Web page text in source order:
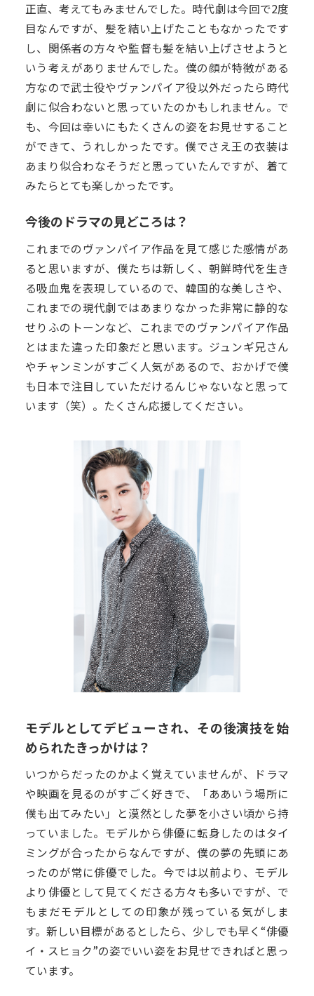
正直、考えてもみませんでした。時代劇は今回で2度
目なんですが、髪を結い上げたこともなかったです
し、関係者の方々や監督も髪を結い上げさせようと
いう考えがありませんでした。僕の顔が特徴がある
方なので武士役やヴァンパイア役以外だったら時代
劇に似合わないと思っていたのかもしれません。で
も、今回は幸いにもたくさんの姿をお見せすること
ができて、うれしかったです。僕でさえ王の衣装は
あまり似合わなそうだと思っていたんですが、着て
みたらとても楽しかったです。
今後のドラマの見どころは？
これまでのヴァンパイア作品を見て感じた感情があ
ると思いますが、僕たちは新しく、朝鮮時代を生き
る吸血鬼を表現しているので、韓国的な美しさや、
これまでの現代劇ではあまりなかった非常に静的な
せりふのトーンなど、これまでのヴァンパイア作品
とはまた違った印象だと思います。ジュンギ兄さん
やチャンミンがすごく人気があるので、おかげで僕
も日本で注目していただけるんじゃないなと思って
います（笑）。たくさん応援してください。
モデルとしてデビューされ、その後演技を始
められたきっかけは？
いつからだったのかよく覚えていませんが、ドラマ
や映画を見るのがすごく好きで、「ああいう場所に
僕も出てみたい」と漠然とした夢を小さい頃から持
っていました。モデルから俳優に転身したのはタイ
ミングが合ったからなんですが、僕の夢の先頭にあ
ったのが常に俳優でした。今では以前より、モデル
より俳優として見てくださる方々も多いですが、で
もまだモデルとしての印象が残っている気がしま
す。新しい目標があるとしたら、少しでも早く“俳優
イ・スヒョク”の姿でいい姿をお見せできればと思っ
ています。